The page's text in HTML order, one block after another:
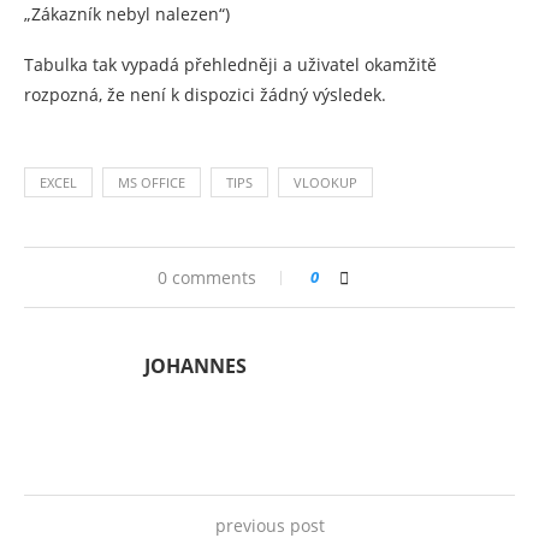
„Zákazník nebyl nalezen“)
Tabulka tak vypadá přehledněji a uživatel okamžitě
rozpozná, že není k dispozici žádný výsledek.
EXCEL MS OFFICE TIPS VLOOKUP
0 comments 0
JOHANNES
previous post